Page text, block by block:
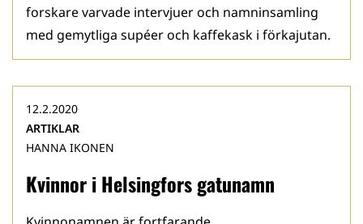
forskare varvade intervjuer och namninsamling
med gemytliga supéer och kaffekask i förkajutan.
Kvinnor i Helsingfors gatunamn
12.2.2020
ARTIKLAR
HANNA IKONEN